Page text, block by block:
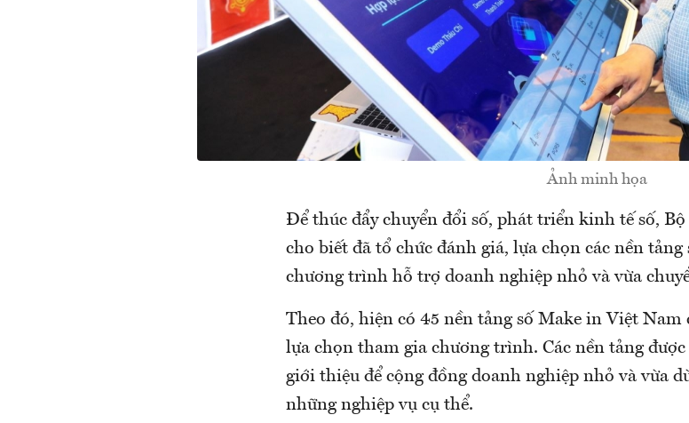
Ảnh minh họa
Để thúc đẩy chuyển đổi số, phát triển kinh tế số,
cho biết đã tổ chức đánh giá, lựa chọn các nền tảng
chương trình hỗ trợ doanh nghiệp nhỏ và vừa
Theo đó, hiện có 45 nền tảng số Make in Việt Nam
lựa chọn tham gia chương trình. Các nền tảng
giới thiệu để cộng đồng doanh nghiệp nhỏ và vừa
những nghiệp vụ cụ thể.